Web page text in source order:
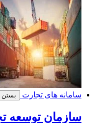
سامانه های تجارت بستن
سازمان توسعه